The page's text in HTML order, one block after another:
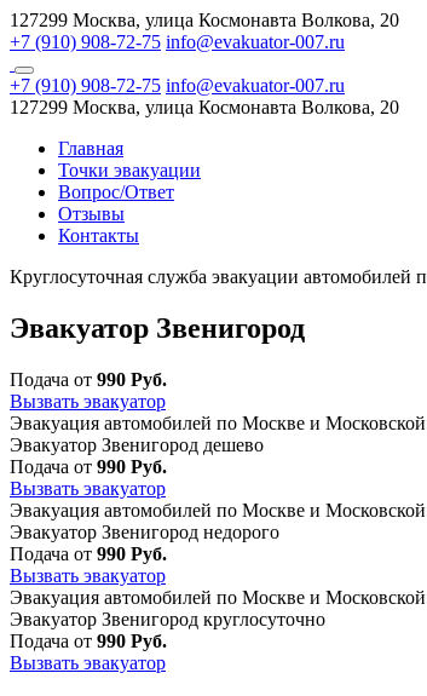
127299 Москва, улица Космонавта Волкова, 20
+7 (910) 908-72-75 info@evakuator-007.ru
+7 (910) 908-72-75 info@evakuator-007.ru
127299 Москва, улица Космонавта Волкова, 20
Главная
Точки эвакуации
Вопрос/Ответ
Отзывы
Контакты
Круглосуточная служба эвакуации автомобилей
Эвакуатор Звенигород
Подача от 990 Руб.
Вызвать эвакуатор
Эвакуация автомобилей по Москве и Московской
Эвакуатор Звенигород дешево
Подача от 990 Руб.
Вызвать эвакуатор
Эвакуация автомобилей по Москве и Московской
Эвакуатор Звенигород недорого
Подача от 990 Руб.
Вызвать эвакуатор
Эвакуация автомобилей по Москве и Московской
Эвакуатор Звенигород круглосуточно
Подача от 990 Руб.
Вызвать эвакуатор